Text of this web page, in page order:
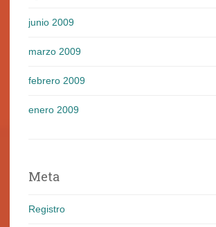
junio 2009
marzo 2009
febrero 2009
enero 2009
Meta
Registro